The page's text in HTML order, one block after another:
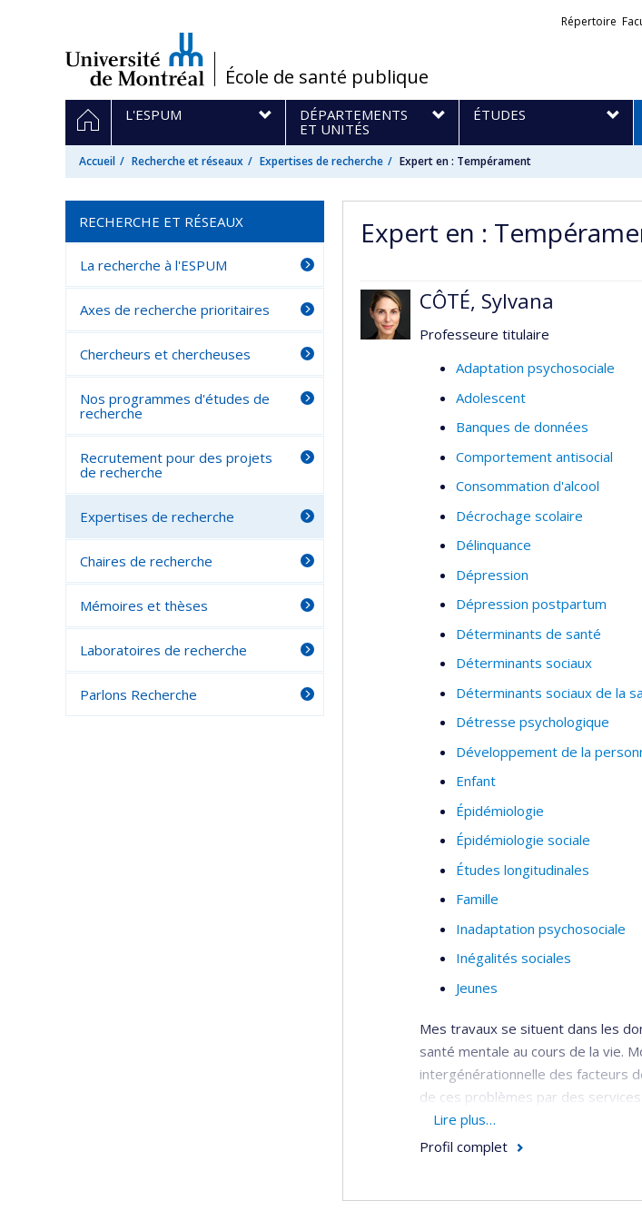
/École de santé publique
Liens
Répertoire
Navigation
principale
ACCUEIL
L'ESPUM
DÉPARTEMENTS
ET UNITÉS
ÉTUDES
Accueil Recherche et réseaux Expertises de recherche Expert en : Tempérament
Expert en :
CÔTÉ, Sylvana
Professeure titulaire
Adaptation psychosociale
Adolescent
Banques de données
Comportement antisocial
Consommation d'alcool
Décrochage scolaire
Délinquance
Dépression
Dépression postpartum
Déterminants de santé
Déterminants sociaux
Déterminants sociaux de la
Détresse psychologique
Développement de la
Enfant
Épidémiologie
Épidémiologie sociale
Études longitudinales
Famille
Inadaptation psychosociale
Inégalités sociales
Jeunes
Mes travaux se situent dans les
santé mentale au cours de la vie.
intergénérationnelle des facteurs
de ces problèmes par des
Mon programme comprend deux
Lire plus…
Profil complet
RECHERCHE ET RÉSEAUX
La recherche à l'ESPUM
Axes de recherche prioritaires
Chercheurs et chercheuses
Nos programmes d'études de
recherche
Recrutement pour des projets
de recherche
Expertises de recherche
Chaires de recherche
Mémoires et thèses
Laboratoires de recherche
Parlons Recherche